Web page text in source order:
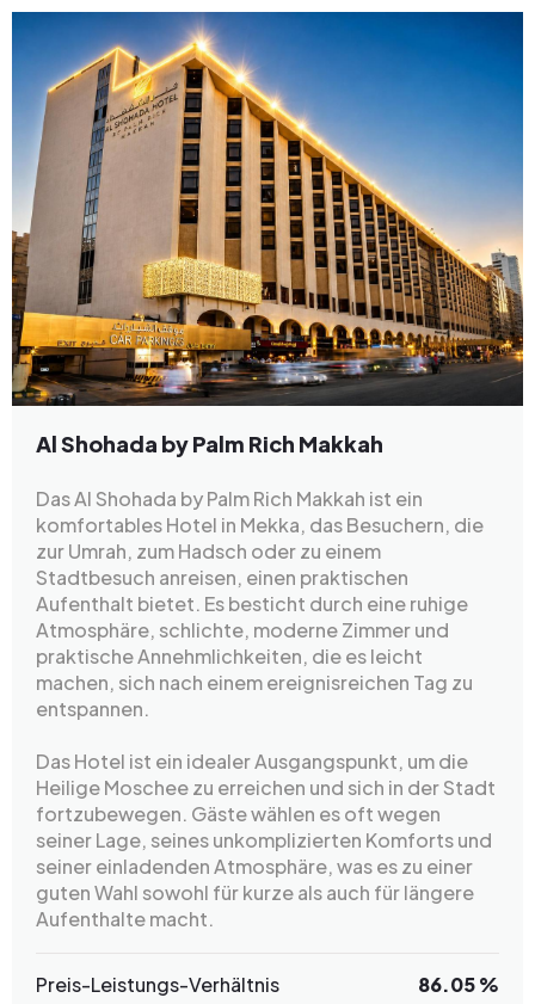
Al Shohada by Palm Rich Makkah
Das Al Shohada by Palm Rich Makkah ist ein
komfortables Hotel in Mekka, das Besuchern, die
zur Umrah, zum Hadsch oder zu einem
Stadtbesuch anreisen, einen praktischen
Aufenthalt bietet. Es besticht durch eine ruhige
Atmosphäre, schlichte, moderne Zimmer und
praktische Annehmlichkeiten, die es leicht
machen, sich nach einem ereignisreichen Tag zu
entspannen.
Das Hotel ist ein idealer Ausgangspunkt, um die
Heilige Moschee zu erreichen und sich in der Stadt
fortzubewegen. Gäste wählen es oft wegen
seiner Lage, seines unkomplizierten Komforts und
seiner einladenden Atmosphäre, was es zu einer
guten Wahl sowohl für kurze als auch für längere
Aufenthalte macht.
Preis-Leistungs-Verhältnis 86.05 %